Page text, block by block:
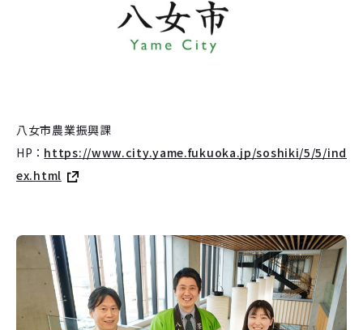
八女市農業振興課
HP： https://www.city.yame.fukuoka.jp/soshiki/5/5/ind
ex.html